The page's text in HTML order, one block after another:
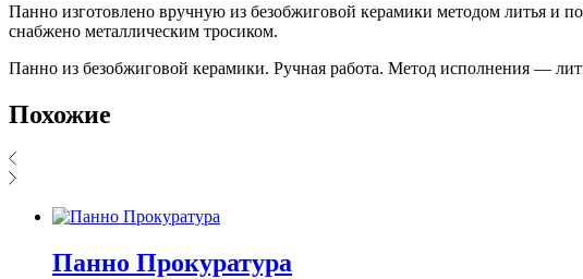
Панно изготовлено вручную из безобжиговой керамики методом литья и
снабжено металлическим тросиком.
Панно из безобжиговой керамики. Ручная работа. Метод исполнения —
Похожие
Панно Прокуратура